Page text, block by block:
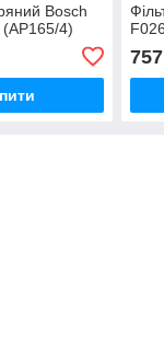
Bosch
4)
757